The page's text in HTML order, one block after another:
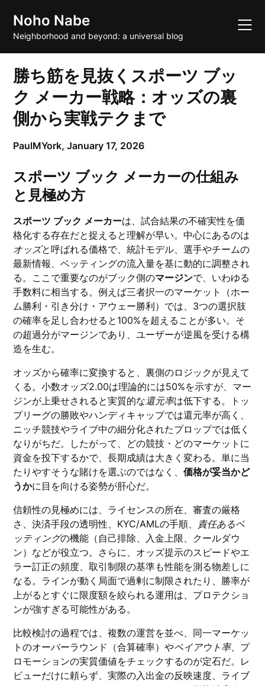
content
Noho Nabe
Neighborhood and beyond: a universal blog
勝ち筋を見抜くスポーツ ブッ
ク メーカー戦略：オッズの裏
側から実戦テクまで
PaulMYork,January 17, 2026
スポーツ ブック メーカーの仕組み
と見極め方
スポーツ ブック メーカーは、試合結果の不確実性を価
格化する存在だと捉えると理解が早い。中心にあるのは
オッズと呼ばれる価格で、統計モデル、選手やチームの
最新情報、ベッティングの流入量を基に動的に調整され
る。ここで重要なのがブック側のマージンで、いわゆる
手数料に相当する。例えば三者択一のマーケット（ホー
ム勝利・引き分け・アウェー勝利）では、3つの選択肢
の確率を足し合わせると100%を超えることが多い。そ
の超過分がマージンであり、ユーザーが逆風を受ける構
造を生む。
オッズから確率に変換すると、裏側のロジックが見えて
くる。小数オッズ2.00は理論的には50%を示すが、マー
ジンが上乗せされると実質的な還元率は低下する。トッ
プリーグの勝敗やハンディキャップでは還元率が高く、
ニッチ競技やライブ中の細分化されたプロップでは低く
なりがちだ。したがって、どの競技・どのマーケットに
資金を投下するかで、長期成績は大きく変わる。単に当
たりやすそうな賭けを選ぶのではなく、価格が妥当かど
うかに目を向ける姿勢が肝心だ。
信頼性の見極めには、ライセンスの所在、審査の厳格
さ、決済手段の透明性、KYC/AMLの手順、 責任あるベ
ッティングの機能（自己排除、入金上限、クールダウ
ン）などが役立つ。さらに、オッズ提示のスピードやエ
ラー訂正の頻度、取引制限の基準も性能を測る物差しに
なる。ラインが動く局面で過剰に制限されたり、勝率が
上がるとすぐに限度額を絞られる運用は、プロテクショ
ンが強すぎる可能性がある。
比較検討の過程では、複数の運営を並べ、同一マーケッ
トのオーバーラウンド（合算確率）やペイアウト率、プ
ロモーションの実質価値をチェックするのが定石だ。レ
ビューだけに頼らず、実際の入出金の反映速度、ライブ